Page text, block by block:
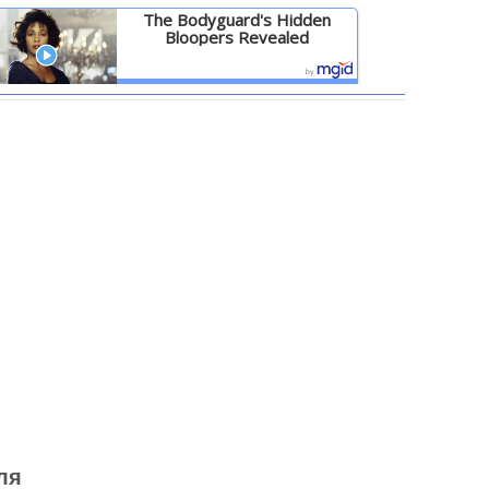
The Bodyguard's Hidden
Bloopers Revealed
Детальніше